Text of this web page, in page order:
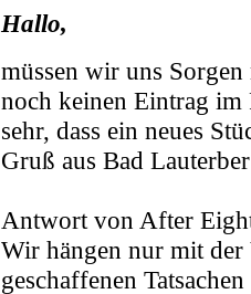
Hallo,
müssen wir uns Sorgen
noch keinen Eintrag
sehr, dass ein neues
Gruß aus Bad
Antwort von After
Wir hängen nur mit
geschaffenen